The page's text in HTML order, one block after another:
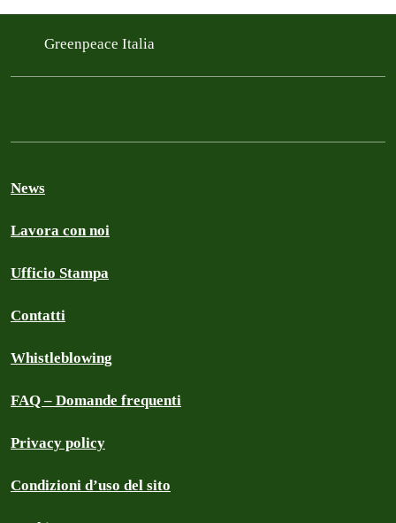
Greenpeace Italia
News
Lavora con noi
Ufficio Stampa
Contatti
Whistleblowing
FAQ – Domande frequenti
Privacy policy
Condizioni d’uso del sito